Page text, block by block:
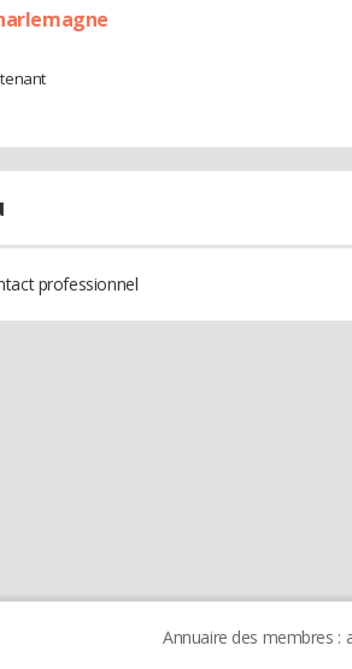
professionnel
Annuaire des membres :